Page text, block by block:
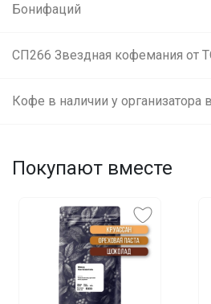
Бонифаций
Покупают вместе